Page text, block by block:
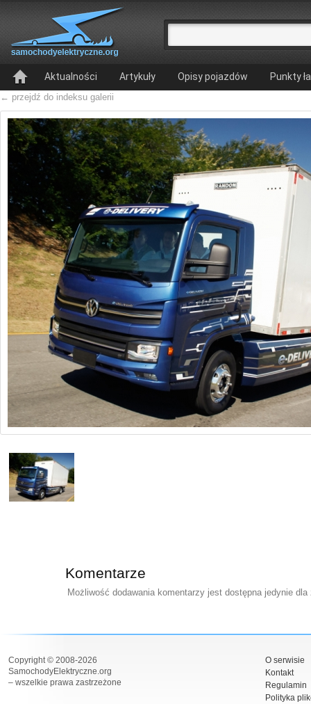
Aktualności Artykuły Opisy pojazdów Punkty
← przejdź do indeksu galerii
Komentarze
Możliwość dodawania komentarzy jest dostępna jedynie
Copyright © 2008-2026
SamochodyElektryczne.org
– wszelkie prawa zastrzeżone
O serwisie
Kontakt
Regulamin
Polityka